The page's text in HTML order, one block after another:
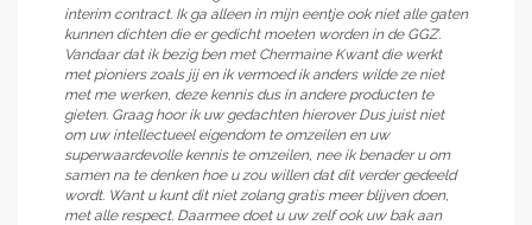
interim contract. Ik ga alleen in mijn eentje ook niet alle gaten
kunnen dichten die er gedicht moeten worden in de GGZ.
Vandaar dat ik bezig ben met Chermaine Kwant die werkt
met pioniers zoals jij en ik vermoed ik anders wilde ze niet
met me werken, deze kennis dus in andere producten te
gieten. Graag hoor ik uw gedachten hierover Dus juist niet
om uw intellectueel eigendom te omzeilen en uw
superwaardevolle kennis te omzeilen, nee ik benader u om
samen na te denken hoe u zou willen dat dit verder gedeeld
wordt. Want u kunt dit niet zolang gratis meer blijven doen,
met alle respect. Daarmee doet u uw zelf ook uw bak aan